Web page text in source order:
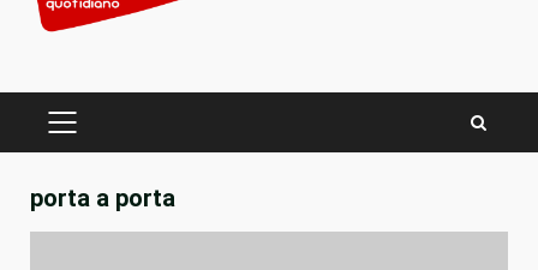
PRIMARY
porta a porta